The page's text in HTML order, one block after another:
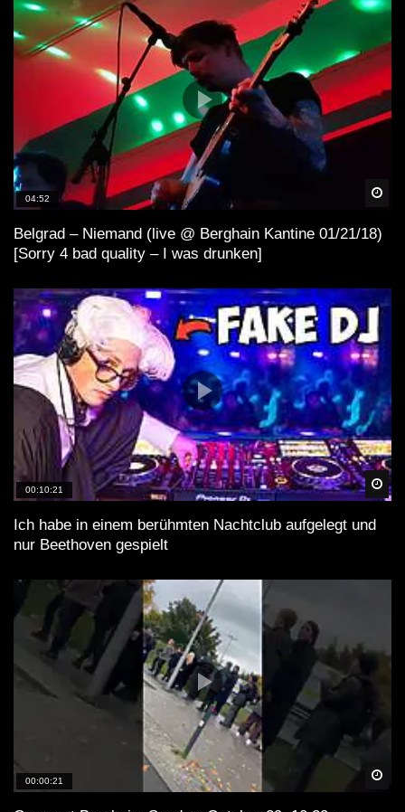
04:52
Belgrad – Niemand (live @ Berghain Kantine 01/21/18)
[Sorry 4 bad quality – I was drunken]
00:10:21
Ich habe in einem berühmten Nachtclub aufgelegt und
nur Beethoven gespielt
00:00:21